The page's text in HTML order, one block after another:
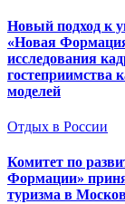
Новый подход к
«Новая
исследования
гостеприимства
моделей
Отдых в России
Комитет по
Формации»
туризма в